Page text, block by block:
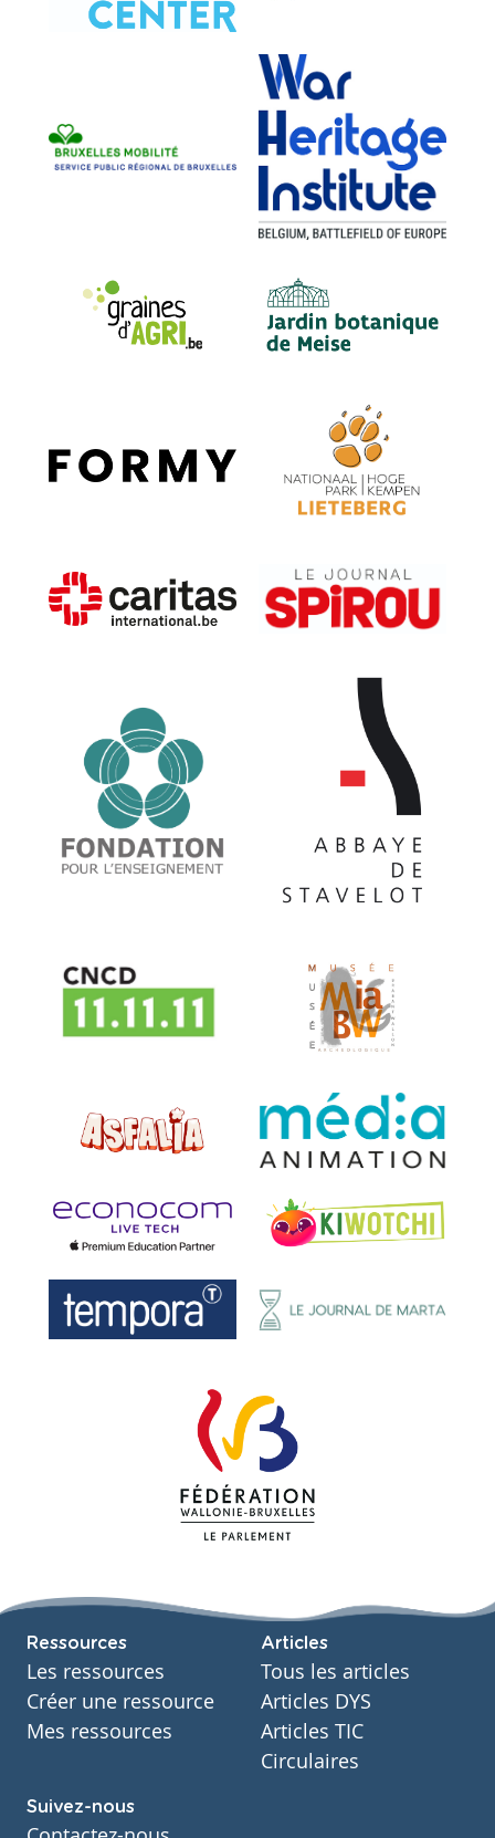
Ressources
Les ressources
Créer une ressource
Mes ressources
Articles
Tous les articles
Articles DYS
Articles TIC
Circulaires
Suivez-nous